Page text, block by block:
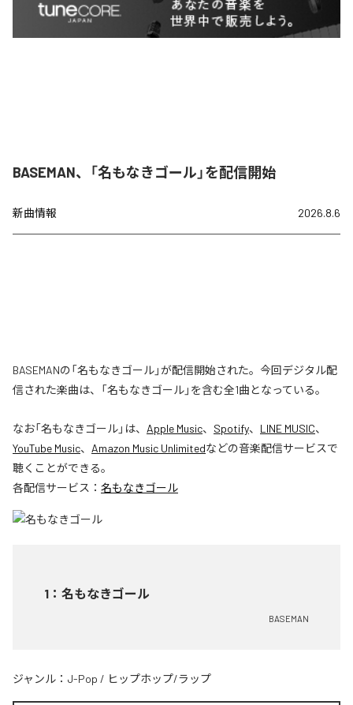
BASEMAN、「名もなきゴール」を配信開始
新曲情報 2026.8.6
BASEMANの「名もなきゴール」が配信開始された。今回デジタル配
信された楽曲は、「名もなきゴール」を含む全1曲となっている。
なお「名もなきゴール」は、 Apple Music、 Spotify、 LINE MUSIC、
YouTube Music、 Amazon Music Unlimitedなどの音楽配信サービスで
聴くことができる。
各配信サービス： 名もなきゴール
1 ： 名もなきゴール
BASEMAN
ジャンル： J-Pop / ヒップホップ/ラップ